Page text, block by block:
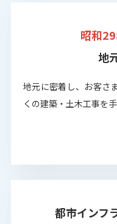
昭和
地
地元に密着し、お客さ
くの建築・土木工事を
都市インフ